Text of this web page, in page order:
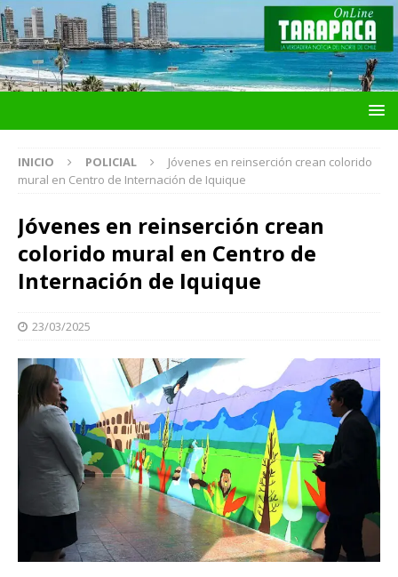
INICIO POLICIAL
Jóvenes en reinserción crean colorido
mural en Centro de Internación de Iquique
Jóvenes en reinserción crean
colorido mural en Centro de
Internación de Iquique
23/03/2025